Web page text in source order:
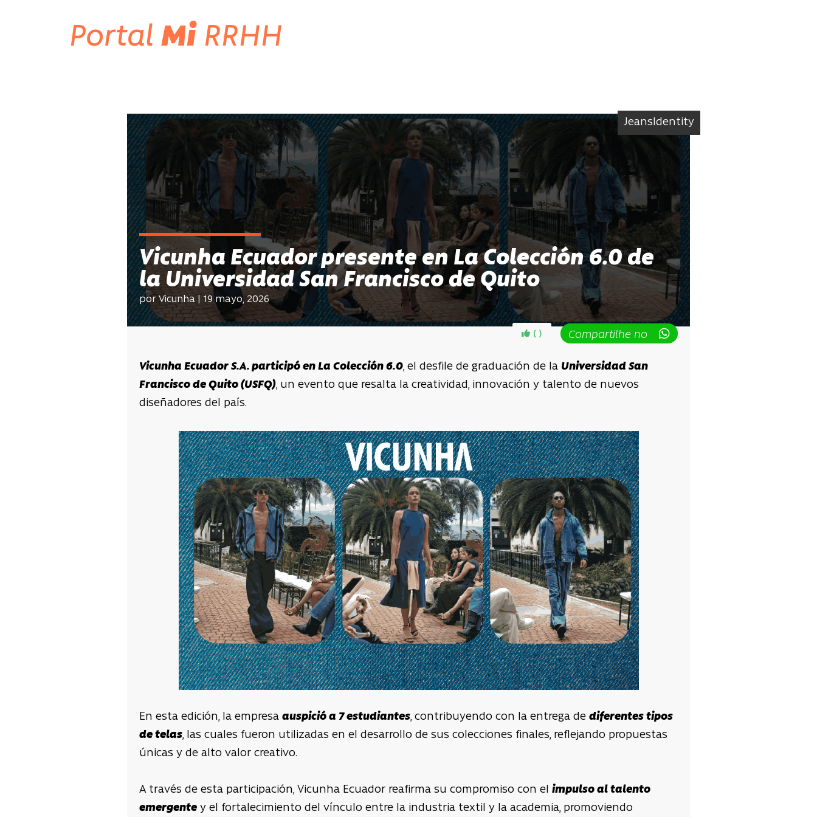
Portal Mi RRHH
JeansIdentity
Vicunha Ecuador presente en La Colección 6.0 de
la Universidad San Francisco de Quito
por Vicunha | 19 mayo, 2026
Compartilhe no
( )
Vicunha Ecuador S.A. participó en La Colección 6.0, el desfile de graduación de la Universidad San
Francisco de Quito (USFQ), un evento que resalta la creatividad, innovación y talento de nuevos
diseñadores del país.
En esta edición, la empresa auspició a 7 estudiantes, contribuyendo con la entrega de diferentes tipos
de telas, las cuales fueron utilizadas en el desarrollo de sus colecciones finales, reflejando propuestas
únicas y de alto valor creativo.
A través de esta participación, Vicunha Ecuador reafirma su compromiso con el impulso al talento
emergente y el fortalecimiento del vínculo entre la industria textil y la academia, promoviendo